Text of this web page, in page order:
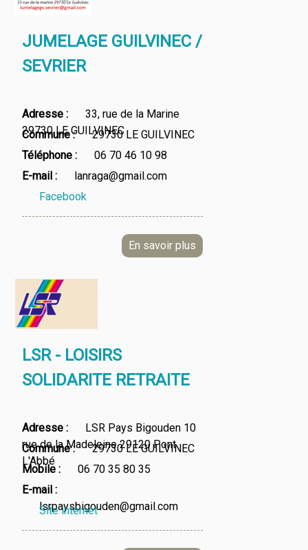
JUMELAGE GUILVINEC /
SEVRIER
Adresse
33, rue de la Marine
29730 LE GUILVINEC
Commune
29730 LE GUILVINEC
Téléphone
06 70 46 10 98
E-mail
lanraga@gmail.com
Facebook
LSR - LOISIRS
SOLIDARITE RETRAITE
Adresse
LSR Pays Bigouden 10
rue de la Madeleine 29120 Pont
L'Abbé
Commune
29730 LE GUILVINEC
Mobile
06 70 35 80 35
E-mail
lsrpaysbigouden@gmail.com
Site internet